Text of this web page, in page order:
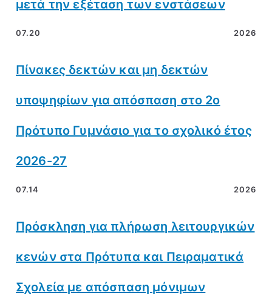
μετά την εξέταση των ενστάσεων
07.20 2026
Πίνακες δεκτών και μη δεκτών
υποψηφίων για απόσπαση στο 2ο
Πρότυπο Γυμνάσιο για το σχολικό έτος
2026-27
07.14 2026
Πρόσκληση για πλήρωση λειτουργικών
κενών στα Πρότυπα και Πειραματικά
Σχολεία με απόσπαση μόνιμων